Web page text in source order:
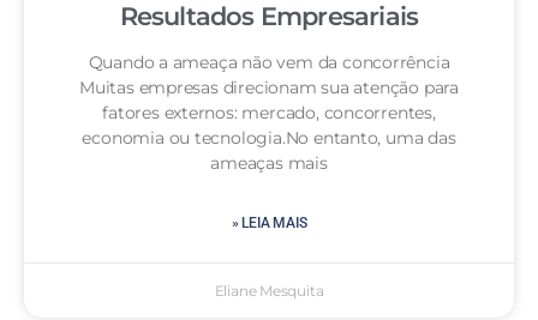
Resultados Empresariais
Quando a ameaça não vem da concorrência
Muitas empresas direcionam sua atenção para
fatores externos: mercado, concorrentes,
economia ou tecnologia.No entanto, uma das
ameaças mais
» LEIA MAIS
Eliane Mesquita